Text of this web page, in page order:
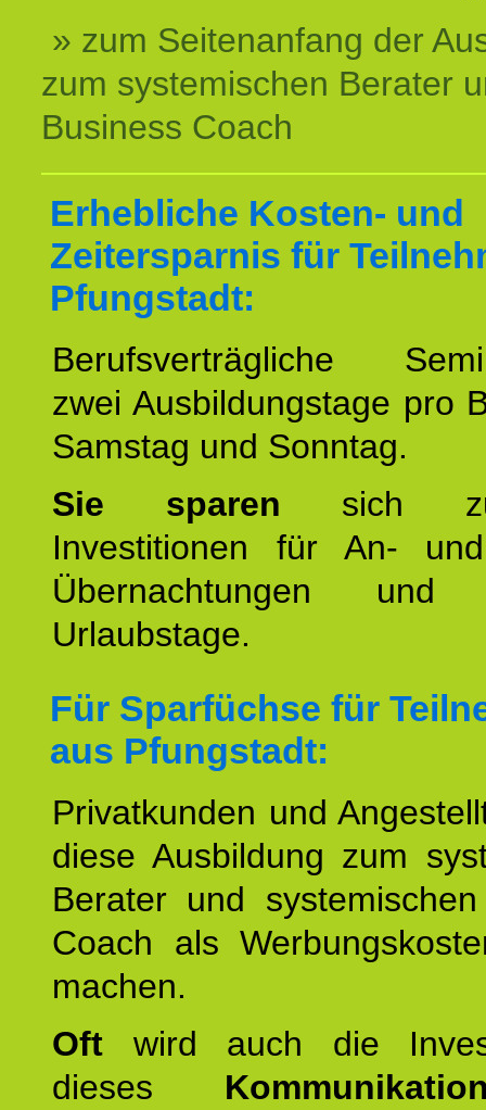
» zum Seitenanfang der
zum systemischen Berater
Business Coach
Erhebliche Kosten- und
Zeitersparnis für
Pfungstadt:
Berufsverträgliche
zwei Ausbildungstage pro
Samstag und Sonntag.
Sie sparen sich
Investitionen für An-
Übernachtungen und
Urlaubstage.
Für Sparfüchse für
aus Pfungstadt:
Privatkunden und
diese Ausbildung zum
Berater und
Coach als
machen.
Oft wird auch die
dieses